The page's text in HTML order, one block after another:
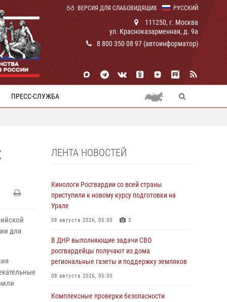
РУССКИЙ
ВЕРСИЯ ДЛЯ СЛАБОВИДЯЩИХ
111250, г. Москва
ул. Красноказарменная, д. 9а
8 800 350 08 97 (автоинформатор)
ПРЕСС-СЛУЖБА
для
ЛЕНТА НОВОСТЕЙ
Кинологи Росгвардии со всей страны
приступили к новому курсу подготовки на
Урале
08 августа 2026, 05:00 3
В ДНР выполняющие задачи СВО
росгвардейцы получают из дома
региональные газеты и поддержку земляков
08 августа 2026, 05:00
Комплексные проверки безопасности